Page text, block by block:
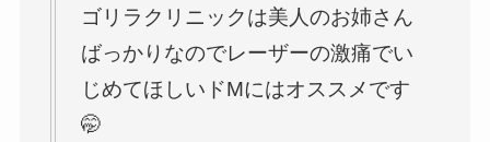
ゴリラクリニックは美人のお姉さん
ばっかりなのでレーザーの激痛でい
じめてほしいドMにはオススメです
🤭